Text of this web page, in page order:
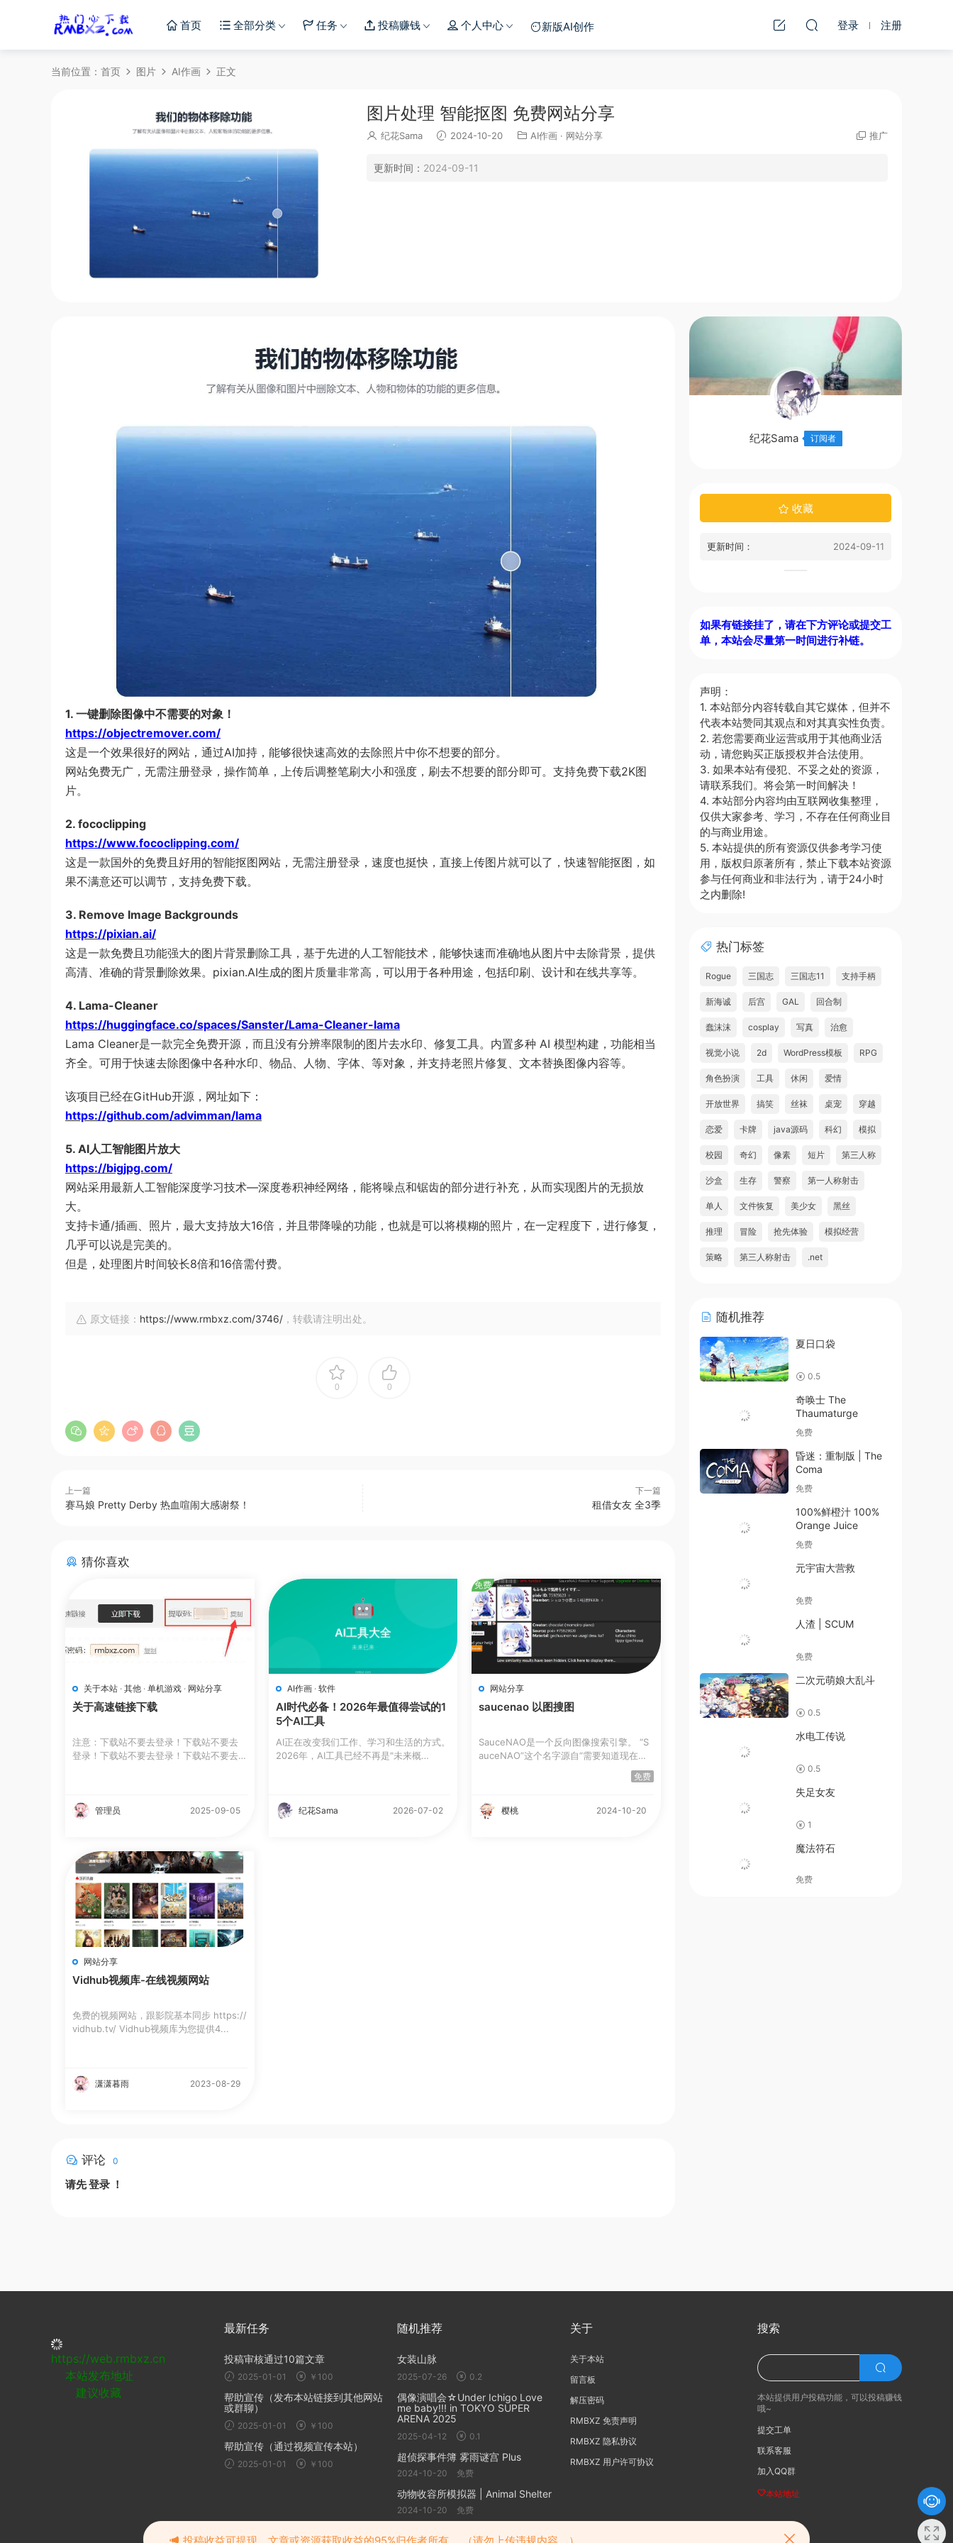
首页 全部分类 任务 投稿赚钱 个人中心 新版AI创作 登录 注册
当前位置： 首页 图片 AI作画 正文
图片处理 智能抠图 免费网站分享
纪花Sama 2024-10-20 AI作画 · 网站分享 推广
更新时间： 2024-09-11
1. 一键删除图像中不需要的对象！
https://objectremover.com/
这是一个效果很好的网站，通过AI加持，能够很快速高效的去除照片中你不想要的部分。
网站免费无广，无需注册登录，操作简单，上传后调整笔刷大小和强度，刷去不想要的部分即可。支持免费下载2K图
片。
2. fococlipping
https://www.fococlipping.com/
这是一款国外的免费且好用的智能抠图网站，无需注册登录，速度也挺快，直接上传图片就可以了，快速智能抠图，如
果不满意还可以调节，支持免费下载。
3. Remove Image Backgrounds
https://pixian.ai/
这是一款免费且功能强大的图片背景删除工具，基于先进的人工智能技术，能够快速而准确地从图片中去除背景，提供
高清、准确的背景删除效果。pixian.AI生成的图片质量非常高，可以用于各种用途，包括印刷、设计和在线共享等。
4. Lama-Cleaner
https://huggingface.co/spaces/Sanster/Lama-Cleaner-lama
Lama Cleaner是一款完全免费开源，而且没有分辨率限制的图片去水印、修复工具。内置多种 AI 模型构建，功能相当
齐全。可用于快速去除图像中各种水印、物品、人物、字体、等对象，并支持老照片修复、文本替换图像内容等。
该项目已经在GitHub开源，网址如下：
https://github.com/advimman/lama
5. AI人工智能图片放大
https://bigjpg.com/
网站采用最新人工智能深度学习技术—深度卷积神经网络，能将噪点和锯齿的部分进行补充，从而实现图片的无损放
大。
支持卡通/插画、照片，最大支持放大16倍，并且带降噪的功能，也就是可以将模糊的照片，在一定程度下，进行修复，
几乎可以说是完美的。
但是，处理图片时间较长8倍和16倍需付费。
原文链接： https://www.rmbxz.com/3746/ ，转载请注明出处。
0 0
上一篇
赛马娘 Pretty Derby 热血喧闹大感谢祭！
下一篇
租借女友 全3季
猜你喜欢
关于本站 · 其他 · 单机游戏 · 网站分享
关于高速链接下载
注意：下载站不要去登录！下载站不要去
登录！下载站不要去登录！下载站不要去
管理员 2025-09-05
AI作画· 软件
AI时代必备！2026年最值得尝试的1
5个AI工具
AI正在改变我们工作、学习和生活的方式。
2026年，AI工具已经不再是"未来概
纪花Sama 2026-07-02
网站分享
saucenao 以图搜图
SauceNAO是一个反向图像搜索引擎。 “S
auceNAO”这个名字源自“需要知道现在的
免费
樱桃 2024-10-20
免费
网站分享
Vidhub视频库-在线视频网站
免费的视频网站，跟影院基本同步 https://
vidhub.tv/ Vidhub视频库为您提供4...
潇潇暮雨 2023-08-29
评论 0
请先登录 ！
纪花Sama 订阅者
收藏
更新时间： 2024-09-11
如果有链接挂了，请在下方评论或提交工
单，本站会尽量第一时间进行补链。
声明：
1. 本站部分内容转载自其它媒体，但并不
代表本站赞同其观点和对其真实性负责。
2. 若您需要商业运营或用于其他商业活
动，请您购买正版授权并合法使用。
3. 如果本站有侵犯、不妥之处的资源，
请联系我们。将会第一时间解决！
4. 本站部分内容均由互联网收集整理，
仅供大家参考、学习，不存在任何商业目
的与商业用途。
5. 本站提供的所有资源仅供参考学习使
用，版权归原著所有，禁止下载本站资源
参与任何商业和非法行为，请于24小时
之内删除!
热门标签
Rogue 三国志 三国志11 支持手柄
新海诚 后宫 GAL 回合制
蠢沫沫 cosplay 写真 治愈
视觉小说 2d WordPress模板 RPG
角色扮演 工具 休闲 爱情
开放世界 搞笑 丝袜 桌宠 穿越
恋爱 卡牌 java源码 科幻 模拟
校园 奇幻 像素 短片 第三人称
沙盒 生存 警察 第一人称射击
单人 文件恢复 美少女 黑丝
推理 冒险 抢先体验 模拟经营
策略 第三人称射击 .net
随机推荐
夏日口袋
0.5
奇唤士 The
Thaumaturge
免费
昏迷：重制版 | The
Coma
免费
100%鲜橙汁 100%
Orange Juice
免费
元宇宙大营救
免费
人渣 | SCUM
免费
二次元萌娘大乱斗
0.5
水电工传说
0.5
失足女友
1
魔法符石
免费
最新任务
投稿审核通过10篇文章
2025-01-01 ￥100
帮助宣传（发布本站链接到其他网站
或群聊）
2025-01-01 ￥100
帮助宣传（通过视频宣传本站）
2025-01-01 ￥100
随机推荐
女装山脉
2025-07-26 0.2
偶像演唱会☆Under Ichigo Love
me baby!!! in TOKYO SUPER
ARENA 2025
2025-04-12 0.1
超侦探事件簿 雾雨谜宫 Plus
2024-10-20 免费
动物收容所模拟器 | Animal Shelter
2024-10-20 免费
关于
关于本站
留言板
解压密码
RMBXZ 免责声明
RMBXZ 隐私协议
RMBXZ 用户许可协议
搜索
本站提供用户投稿功能，可以投稿赚钱
哦~
提交工单
联系客服
加入QQ群
本站地址